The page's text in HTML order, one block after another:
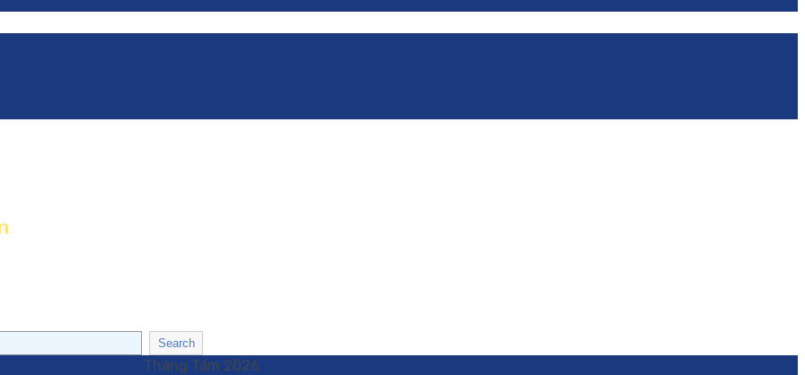
Search
Tháng Tám 2026